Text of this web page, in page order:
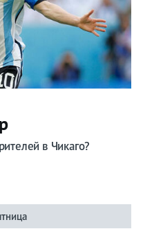
в Чикаго?